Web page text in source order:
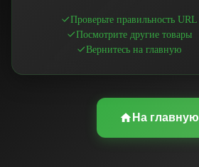
Проверьте правильность URL
Посмотрите другие товары
Вернитесь на главную
На главную